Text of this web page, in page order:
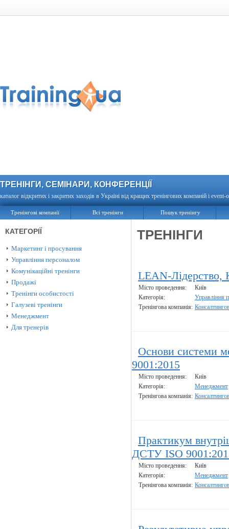
ТРЕНІНГИ, СЕМІНАРИ, КОНФЕРЕНЦІЇ
каталог відкритих і закритих заходів в Україні від кращих тренінгових компаній і event-
Тренінгові компанії Всі тренінги Пошук тренінгу
КАТЕГОРІЇ
Маркетинг і просування
Управління персоналом
Комунікаційні тренінги
Продажі
Тренінги особистості
Галузеві тренінги
Менеджмент
Для тренерів
ТРЕНІНГИ
LEAN-Лідерство,
Місто проведення:
Київ
Категорія:
Управління
Тренінгова компанія:
Основи системи
9001:2015
Місто проведення:
Київ
Категорія:
Менеджмент
Тренінгова компанія:
Практикум
ДСТУ ISO
Місто проведення:
Київ
Категорія:
Менеджмент
Тренінгова компанія: